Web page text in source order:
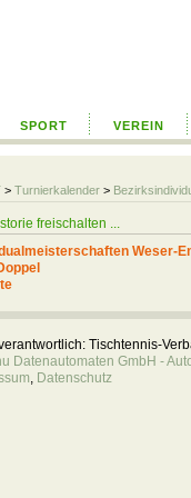
SPORT VEREIN
> Turnierkalender >
freischalten ...
Weser-
Tischtennis-
Datenautomaten GmbH -
, Datenschutz